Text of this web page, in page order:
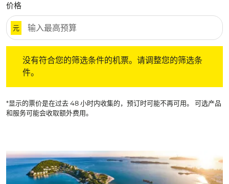
价格
元
没有符合您的筛选条件的机票。请调整您的筛选条
件。
*显示的票价是在过去 48 小时内收集的，预订时可能不再可用。 可选产品
和服务可能会收取额外费用。